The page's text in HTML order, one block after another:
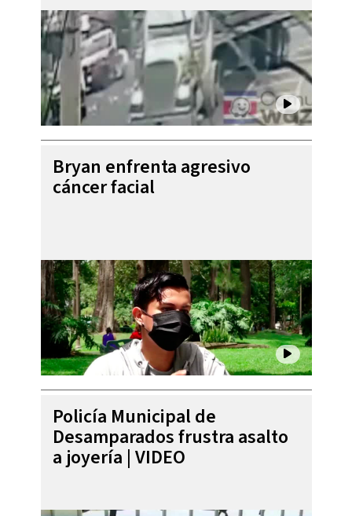
Bryan enfrenta agresivo
cáncer facial
Policía Municipal de
Desamparados frustra asalto
a joyería | VIDEO